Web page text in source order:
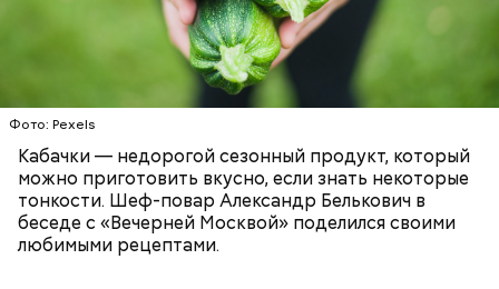
Фото: Pexels
Кабачки — недорогой сезонный продукт, который
можно приготовить вкусно, если знать некоторые
тонкости. Шеф-повар Александр Белькович в
беседе с «Вечерней Москвой» поделился своими
любимыми рецептами.